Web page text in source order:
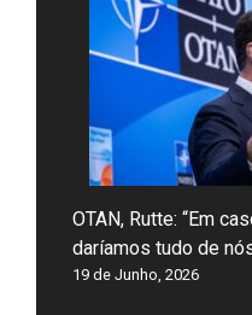
OTAN, Rutte: “Em
daríamos tudo de
19 de Junho, 2026